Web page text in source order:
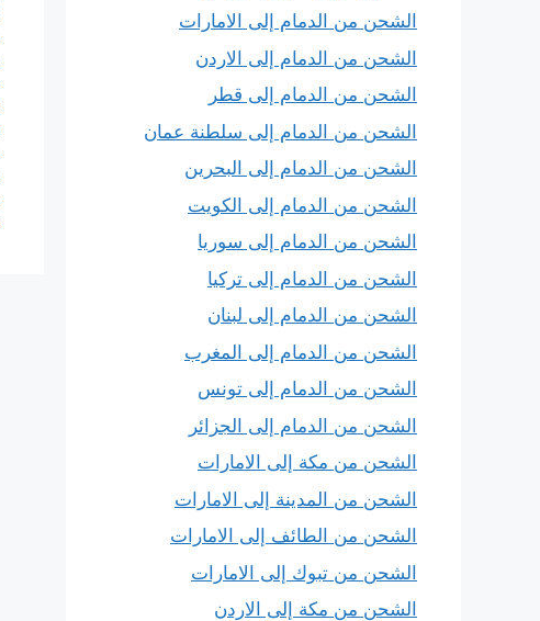
الشحن من الدمام إلى الامارات
الشحن من الدمام إلى الاردن
الشحن من الدمام إلى قطر
الشحن من الدمام إلى سلطنة عمان
الشحن من الدمام إلى البحرين
الشحن من الدمام إلى الكويت
الشحن من الدمام إلى سوريا
الشحن من الدمام إلى تركيا
الشحن من الدمام إلى لبنان
الشحن من الدمام إلى المغرب
الشحن من الدمام إلى تونس
الشحن من الدمام إلى الجزائر
الشحن من مكة إلى الامارات
الشحن من المدينة إلى الامارات
الشحن من الطائف إلى الامارات
الشحن من تبوك إلى الامارات
الشحن من مكة إلى الاردن